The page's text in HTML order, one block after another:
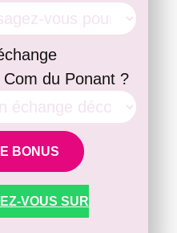
du Ponant ?
BONUS
VOUS SUR